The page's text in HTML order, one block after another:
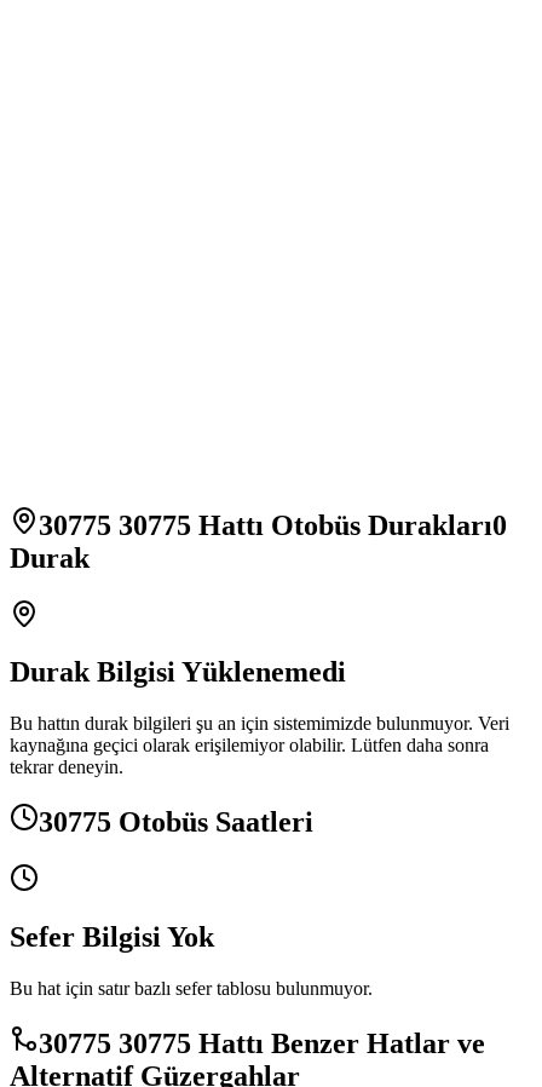
30775 30775 Hattı Otobüs Durakları0
Durak
Durak Bilgisi Yüklenemedi
Bu hattın durak bilgileri şu an için sistemimizde bulunmuyor. Veri
kaynağına geçici olarak erişilemiyor olabilir. Lütfen daha sonra
tekrar deneyin.
30775 Otobüs Saatleri
Sefer Bilgisi Yok
Bu hat için satır bazlı sefer tablosu bulunmuyor.
30775 30775 Hattı Benzer Hatlar ve
Alternatif Güzergahlar